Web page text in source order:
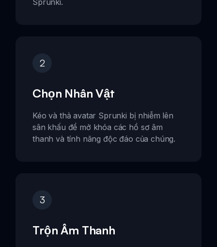
Sprunki.
2
Chọn Nhân Vật
Kéo và thả avatar Sprunki bị nhiễm lên
sân khấu để mở khóa các hồ sơ âm
thanh và tính năng độc đáo của chúng.
3
Trộn Âm Thanh